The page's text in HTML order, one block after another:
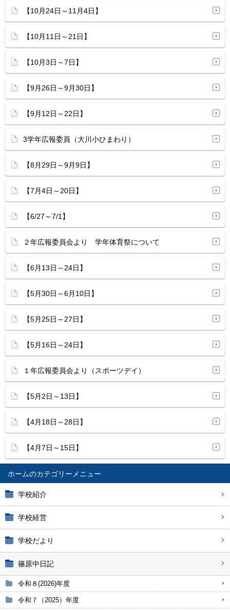
ホーム
学校紹介
学校経営
学校だより
篠原中日記
令和８(2026)年度
令和７（2025）年度
【10月24日～11月4日】
【10月11日～21日】
【10月3日～7日】
【9月26日～9月30日】
【9月12日～22日】
3学年広報委員（大川小ひまわり）
【8月29日～9月9日】
【7月4日～20日】
【6/27～7/1】
２年広報委員会より 学年体育祭について
【6月13日～24日】
【5月30日～6月10日】
【5月25日～27日】
【5月16日～24日】
１年広報委員会より（スポーツデイ）
【5月2日～13日】
【4月18日～28日】
【4月7日～15日】